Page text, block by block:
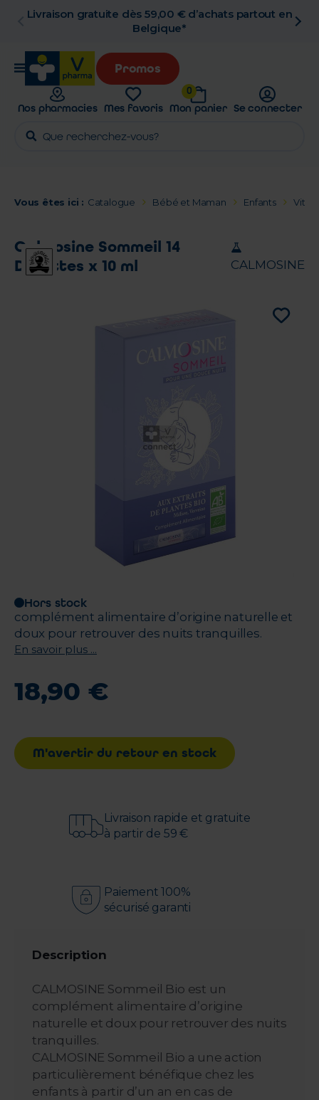
59,00 € d’achats partout en
Retrait en
Promos
Nos pharmacies Mes favoris
0
Mon panier Se connecter
Vous êtes ici : Catalogue Bébé et Maman Enfants
Calmosine Sommeil 14
Dosettes x 10 ml
CALMOSINE
Hors stock
complément alimentaire d’origine naturelle et
doux pour retrouver des nuits tranquilles.
En savoir plus ...
18,90 €
M'avertir du retour en stock
Livraison rapide et gratuite
à partir de 59 €
Paiement 100%
sécurisé garanti
Description
CALMOSINE Sommeil Bio est un
complément alimentaire d’origine
naturelle et doux pour retrouver des nuits
tranquilles.
CALMOSINE Sommeil Bio a une action
particulièrement bénéfique chez les
enfants à partir d’un an en cas de